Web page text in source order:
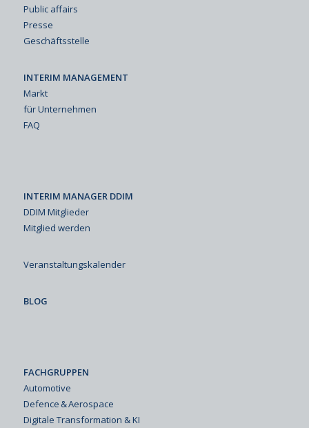
Public affairs
Presse
Geschäftsstelle
INTERIM MANAGEMENT
Markt
für Unternehmen
FAQ
INTERIM MANAGER DDIM
DDIM Mitglieder
Mitglied werden
Veranstaltungskalender
BLOG
FACHGRUPPEN
Automotive
Defence & Aerospace
Digitale Transformation & KI